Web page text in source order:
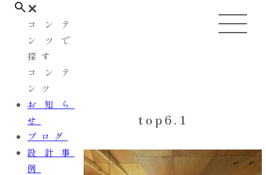
コンテ
ンツで
探す
コンテ
ンツ
お知ら
せ
ブログ
設計事
例
top6.1